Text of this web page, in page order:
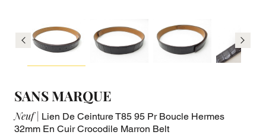
SANS MARQUE
Neuf | Lien De Ceinture T85 95 Pr Boucle Hermes
32mm En Cuir Crocodile Marron Belt